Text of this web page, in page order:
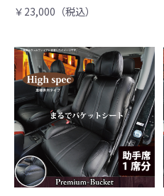
￥23,000（税込）